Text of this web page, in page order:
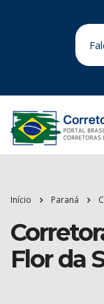
Início Paraná
Flor da